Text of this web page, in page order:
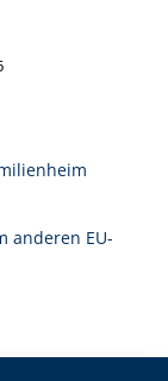
anderen EU-